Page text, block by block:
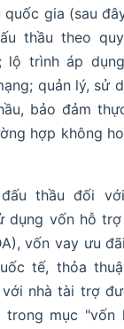
quốc gia (sau
thầu theo
lộ trình áp
quản lý, sử
bảo đảm
hợp không
thầu đối
dụng vốn hỗ
vốn vay ưu
tế, thỏa
nhà tài trợ
trong mục "vốn